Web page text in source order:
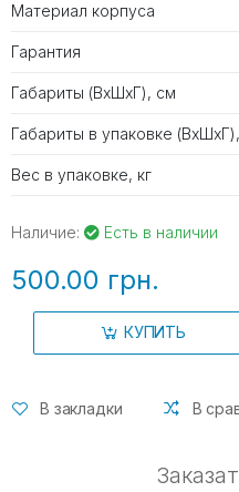
Материал корпуса
Гарантия
Габариты (ВхШхГ), см
Габариты в упаковке
Вес в упаковке, кг
Наличие: Есть в наличии
500.00 грн.
КУПИТЬ
В закладки В